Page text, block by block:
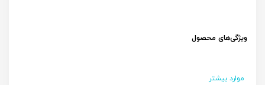
ویژگی‌های محصول
موارد بیشتر